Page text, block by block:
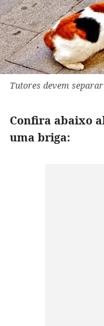
Tutores devem
Confira abaixo
uma briga: